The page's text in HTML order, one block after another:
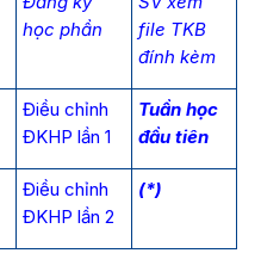
học phần
file TKB
đính kèm
Điều chỉnh
ĐKHP lần 1
Tuần học
đầu tiên
Điều chỉnh
ĐKHP lần 2
(*)